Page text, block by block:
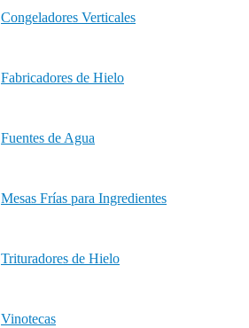
Congeladores Verticales
Fabricadores de Hielo
Fuentes de Agua
Mesas Frías para Ingredientes
Trituradores de Hielo
Vinotecas